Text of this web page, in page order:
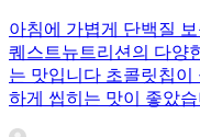
아침에 가볍게 단백질
퀘스트뉴트리션의 다양
는 맛입니다 초콜릿칩
하게 씹히는 맛이 좋았